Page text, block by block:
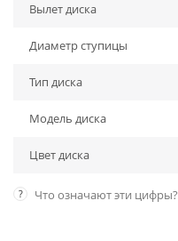
Вылет диска
Диаметр ступицы
Тип диска
Модель диска
Цвет диска
? Что означают эти цифры?